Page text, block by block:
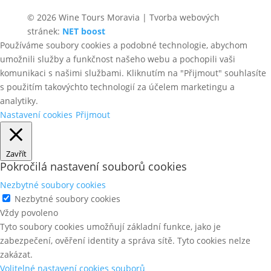
© 2026 Wine Tours Moravia | Tvorba webových
stránek: NET boost
Používáme soubory cookies a podobné technologie, abychom
umožnili služby a funkčnost našeho webu a pochopili vaši
komunikaci s našimi službami. Kliknutím na "Přijmout" souhlasíte
s použitím takovýchto technologií za účelem marketingu a
analytiky.
Nastavení cookies Přijmout
Zavřít
Pokročilá nastavení souborů cookies
Nezbytné soubory cookies
Nezbytné soubory cookies
Vždy povoleno
Tyto soubory cookies umožňují základní funkce, jako je
zabezpečení, ověření identity a správa sítě. Tyto cookies nelze
zakázat.
Volitelné nastavení cookies souborů